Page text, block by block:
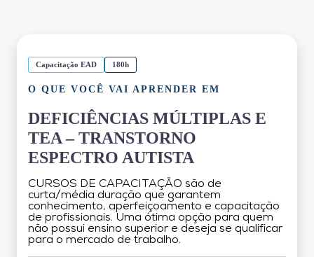
Capacitação EAD 180h
O QUE VOCÊ VAI APRENDER EM
DEFICIÊNCIAS MÚLTIPLAS E
TEA – TRANSTORNO
ESPECTRO AUTISTA
CURSOS DE CAPACITAÇÃO são de
curta/média duração que garantem
conhecimento, aperfeiçoamento e capacitação
de profissionais. Uma ótima opção para quem
não possui ensino superior e deseja se qualificar
para o mercado de trabalho.